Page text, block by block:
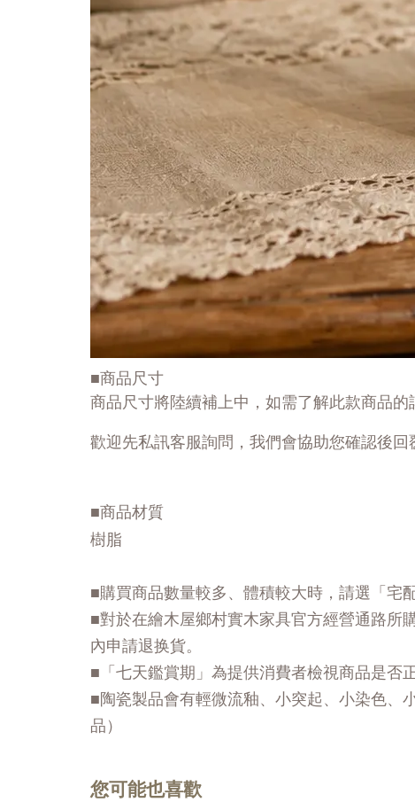
■商品尺寸
商品尺寸將陸續補上中，如需了解此款商品的
歡迎先私訊客服詢問，我們會協助您確認後回
■商品材質
樹脂
■購買商品數量較多、體積較大時，請選「宅配
■對於在繪木屋鄉村實木家具官方經營通路所
內申請退换貨。
■「七天鑑賞期」為提供消費者檢視商品是否
■陶瓷製品會有輕微流釉、小突起、小染色、
品）
您可能也喜歡